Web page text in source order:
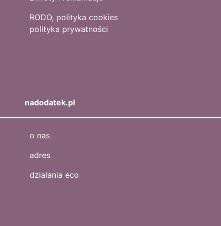
RODO, polityka cookies
polityka prywatności
nadodatek.pl
o nas
adres
działania eco